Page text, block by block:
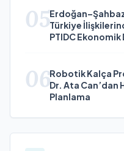
05Türkiye
PTIDC
06Robotik Kalça
Dr. Ata Can’dan
Planlama